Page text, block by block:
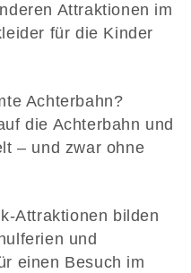
Attraktionen im
für die Kinder
Achterbahn?
die Achterbahn und
– und zwar ohne
Attraktionen bilden
und
einen Besuch im